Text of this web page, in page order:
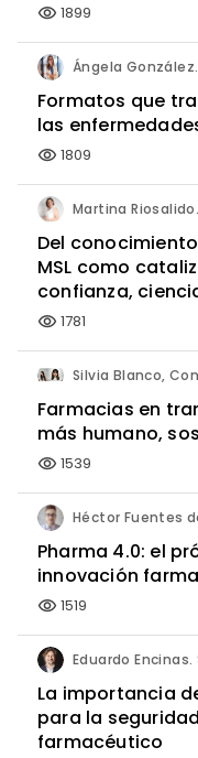
visibility 1899
Formatos que
las
visibility 1809
Martina
Del
MSL como
confianza,
visibility 1781
Farmacias en
más humano,
visibility 1539
Pharma 4.0: el
innovación
visibility 1519
La importancia
para la
farmacéutico